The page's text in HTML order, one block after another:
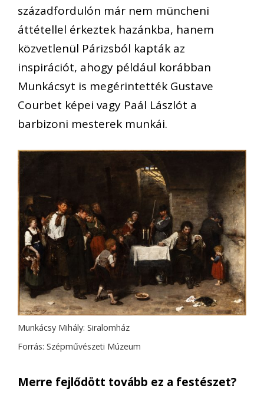
századfordulón már nem müncheni
áttétellel érkeztek hazánkba, hanem
közvetlenül Párizsból kapták az
inspirációt, ahogy például korábban
Munkácsyt is megérintették Gustave
Courbet képei vagy Paál Lászlót a
barbizoni mesterek munkái.
Munkácsy Mihály: Siralomház
Forrás: Szépművészeti Múzeum
Merre fejlődött tovább ez a festészet?